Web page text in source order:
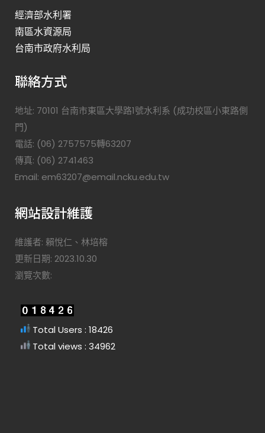
經濟部水利署
南區水資源局
台南市政府水利局
聯絡方式
地址: 70101 台南市東區大學路1號水利系 (成功校區小東路側
門)
電話: (06) 2757575轉63207
傳真: (06) 2741463
Email: em63207@email.ncku.edu.tw
網站設計維護
維護者: 賴悅仁、林培榕
更新日期: 2023.10.30
瀏覽次數:
Total Users : 18426
Total views : 34962